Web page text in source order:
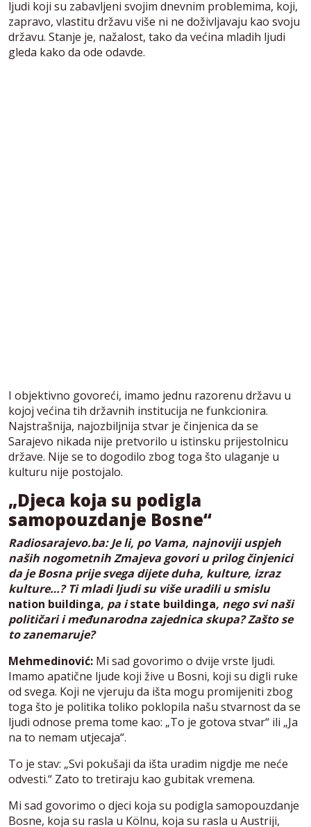
ljudi koji su zabavljeni svojim dnevnim problemima, koji,
zapravo, vlastitu državu više ni ne doživljavaju kao svoju
državu. Stanje je, nažalost, tako da većina mladih ljudi
gleda kako da ode odavde.
I objektivno govoreći, imamo jednu razorenu državu u
kojoj većina tih državnih institucija ne funkcionira.
Najstrašnija, najozbiljnija stvar je činjenica da se
Sarajevo nikada nije pretvorilo u istinsku prijestolnicu
države. Nije se to dogodilo zbog toga što ulaganje u
kulturu nije postojalo.
„Djeca koja su podigla
samopouzdanje Bosne“
Radiosarajevo.ba: Je li, po Vama, najnoviji uspjeh
naših nogometnih Zmajeva govori u prilog činjenici
da je Bosna prije svega dijete duha, kulture, izraz
kulture…? Ti mladi ljudi su više uradili u smislu
nation buildinga, pa istate buildinga, nego svi naši
političari i međunarodna zajednica skupa? Zašto se
to zanemaruje?
Mehmedinović: Mi sad govorimo o dvije vrste ljudi.
Imamo apatične ljude koji žive u Bosni, koji su digli ruke
od svega. Koji ne vjeruju da išta mogu promijeniti zbog
toga što je politika toliko poklopila našu stvarnost da se
ljudi odnose prema tome kao: „To je gotova stvar“ ili „Ja
na to nemam utjecaja“.
To je stav: „Svi pokušaji da išta uradim nigdje me neće
odvesti.“ Zato to tretiraju kao gubitak vremena.
Mi sad govorimo o djeci koja su podigla samopouzdanje
Bosne, koja su rasla u Kölnu, koja su rasla u Austriji,